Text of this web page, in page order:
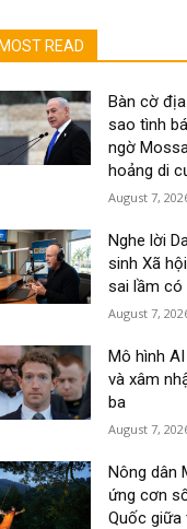
MOST READ
Bàn cờ
sao tình
ngờ
hoảng di
August 7,
Nghe lời
sinh Xã
sai lầm có
August 7,
Mô hình
và xâm
ba
August 7,
Nông dân
ứng cơn
Quốc